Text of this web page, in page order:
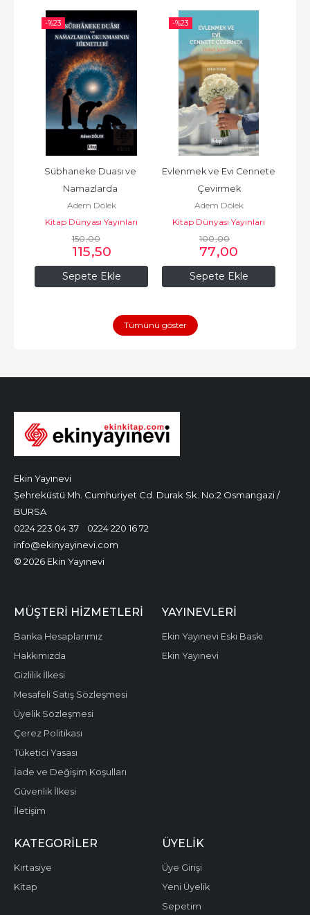
-%23
Sepete Ekle
Sübhaneke Duası ve
Namazlarda
Okunmasının Hikmetleri
Adem Dölek
Kitap Dünyası Yayınları
150,00
115,50
-%23
Sepete Ekle
Evlenmek ve Evi Cennete
Çevirmek
Adem Dölek
Kitap Dünyası Yayınları
100,00
77,00
Tümünü göster
Ekin Yayınevi
Şehreküstü Mh. Cumhuriyet Cd. Durak Sk. No:2 Osmangazi /
BURSA
0224 223 04 37
0224 220 16 72
info@ekinyayinevi.com
© 2026 Ekin Yayınevi
MÜŞTERI HIZMETLERI
Banka Hesaplarımız
Hakkımızda
Gizlilik İlkesi
Mesafeli Satış Sözleşmesi
Üyelik Sözleşmesi
Çerez Politikası
Tüketici Yasası
İade ve Değişim Koşulları
Güvenlik İlkesi
İletişim
YAYINEVLERI
Ekin Yayınevi Eski Baskı
Ekin Yayınevi
KATEGORILER
Kırtasiye
Kitap
ÜYELIK
Üye Girişi
Yeni Üyelik
Sepetim